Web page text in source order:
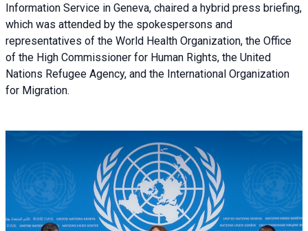
Information Service in Geneva, chaired a hybrid press briefing,
which was attended by the spokespersons and
representatives of the World Health Organization, the Office
of the High Commissioner for Human Rights, the United
Nations Refugee Agency, and the International Organization
for Migration.